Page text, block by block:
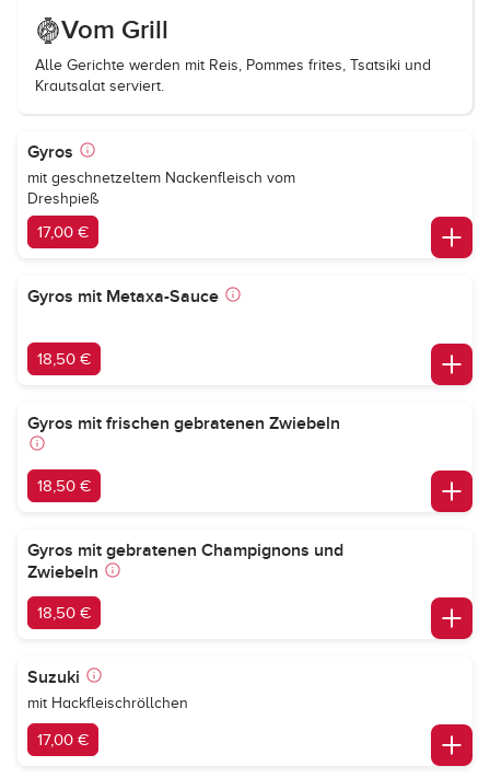
Vom Grill
Alle Gerichte werden mit Reis, Pommes frites, Tsatsiki und
Krautsalat serviert.
Gyros
mit geschnetzeltem Nackenfleisch vom
Dreshpieß
17,00 €
Gyros mit Metaxa-Sauce
18,50 €
Gyros mit frischen gebratenen Zwiebeln
18,50 €
Gyros mit gebratenen Champignons und
Zwiebeln
18,50 €
Suzuki
mit Hackfleischröllchen
17,00 €